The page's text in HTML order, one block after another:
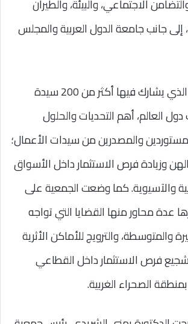
الاجتماعي، والبيئة، والطيران
إلى جانب جامعة الدول العربية والمجلس
يناقش المؤتمر – الذي يشارك فيها أكثر من 200 سيدة
العالم، أهم التحديات والحلول
والمصدرين من سيدات الأعمال؛
وزيادة فرص الاستثمار داخل الأسواق
والآسيوية. كما وضعت الجمعية على
عدة محاور منها القضايا التي تواجه
والمتوسطة، والترويج للأماكن الأثرية
فرص الاستثمار داخل القطاعي
الصحراء الغربية.